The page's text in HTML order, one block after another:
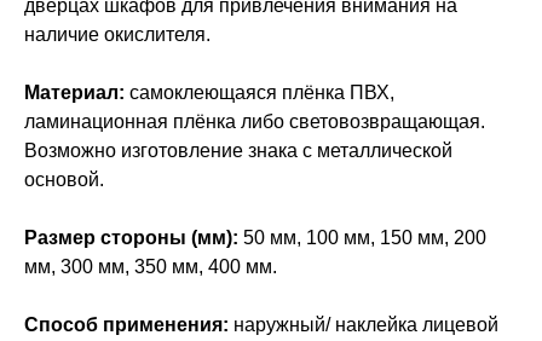
дверцах шкафов для привлечения внимания на
наличие окислителя.
Материал: самоклеющаяся плёнка ПВХ,
ламинационная плёнка либо световозвращающая.
Возможно изготовление знака с металлической
основой.
Размер стороны (мм): 50 мм, 100 мм, 150 мм, 200
мм, 300 мм, 350 мм, 400 мм.
Способ применения: наружный/ наклейка лицевой